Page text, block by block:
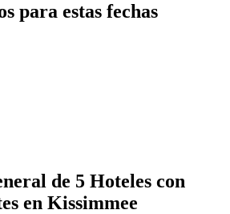
para estas fechas
de 5 Hoteles con
en Kissimmee